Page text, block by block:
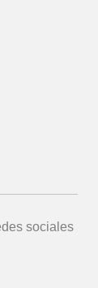
sociales